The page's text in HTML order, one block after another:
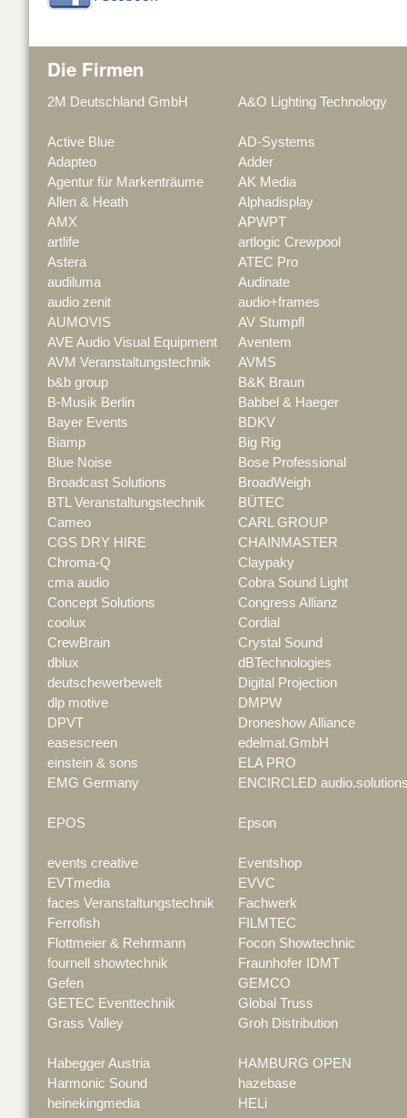
Die Firmen
2M Deutschland GmbH A&O Lighting Technology
Active Blue
AD-Systems
Adapteo
Adder
Agentur für Markenträume
AK Media
Allen & Heath
Alphadisplay
AMX
APWPT
artlife
artlogic Crewpool
Astera
ATEC Pro
audiluma
Audinate
audio zenit
audio+frames
AUMOVIS
AV Stumpfl
AVE Audio Visual Equipment
Aventem
AVM Veranstaltungstechnik
AVMS
b&b group
B&K Braun
B-Musik Berlin
Babbel & Haeger
Bayer Events
BDKV
Biamp
Big Rig
Blue Noise
Bose Professional
Broadcast Solutions
BroadWeigh
BTL Veranstaltungstechnik
BÜTEC
Cameo
CARL GROUP
CGS DRY HIRE
CHAINMASTER
Chroma-Q
Claypaky
cma audio
Cobra Sound Light
Concept Solutions
Congress Allianz
coolux
Cordial
CrewBrain
Crystal Sound
dblux
dBTechnologies
deutschewerbewelt
Digital Projection
dlp motive
DMPW
DPVT
Droneshow Alliance
easescreen
edelmat.GmbH
einstein & sons
ELA PRO
EMG Germany
ENCIRCLED audio.solutions
EPOS
Epson
events creative
Eventshop
EVTmedia
EVVC
faces Veranstaltungstechnik
Fachwerk
Ferrofish
FILMTEC
Flottmeier & Rehrmann
Focon Showtechnic
fournell showtechnik
Fraunhofer IDMT
Gefen
GEMCO
GETEC Eventtechnik
Global Truss
Grass Valley
Groh Distribution
Habegger Austria
HAMBURG OPEN
Harmonic Sound
hazebase
heinekingmedia
HELi